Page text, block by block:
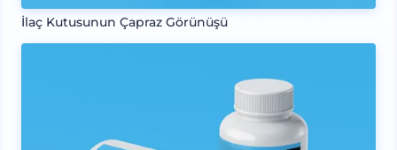
İlaç Kutusunun Çapraz Görünüşü